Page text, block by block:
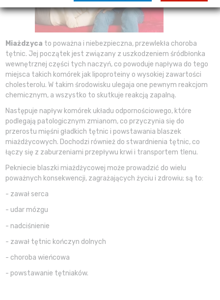
Miażdzyca to poważna i niebezpieczna, przewlekła choroba
tętnic. Jej początek jest związany z uszkodzeniem śródbłonka
wewnętrznej części tych naczyń, co powoduje napływa do tego
miejsca takich komórek jak lipoproteiny o wysokiej zawartości
cholesterolu. W takim środowisku ulegaja one pewnym reakcjom
chemicznym, a wszystko to skutkuje reakcją zapalną.
Następuje napływ komórek układu odpornościowego, które
podlegają patologicznym zmianom, co przyczynia się do
przerostu mięśni gładkich tętnic i powstawania blaszek
miażdżycowych. Dochodzi również do stwardnienia tętnic, co
łączy się z zaburzeniami przepływu krwi i transportem tlenu.
Pekniecie blaszki miażdżycowej może prowadzić do wielu
poważnych konsekwencji, zagrażających życiu i zdrowiu; są to:
- zawał serca
- udar mózgu
- nadciśnienie
- zawał tętnic kończyn dolnych
- choroba wieńcowa
- powstawanie tętniaków.